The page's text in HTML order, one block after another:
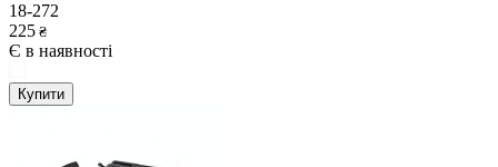
18-272
225 ₴
Є в наявності
Купити